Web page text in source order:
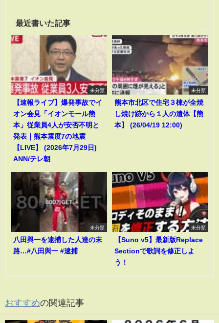
最近書いた記事
未分類
【速報ライブ】爆発事故でイ
オン会見「イオンモール熊
本」従業員4人が安否不明と
発表｜熊本震度7の地震
【LIVE】 (2026年7月29日)
ANN/テレ朝
未分類
熊本市北区で住宅３棟が全焼
し焼け跡から１人の遺体【熊
本】 (26/04/19 12:00)
未分類
八田與一を逮捕した人達の末
路…#八田與一 #逮捕
未分類
【Suno v5】最新版Replace
Sectionで歌詞を修正しよ
う！
おすすめの関連記事